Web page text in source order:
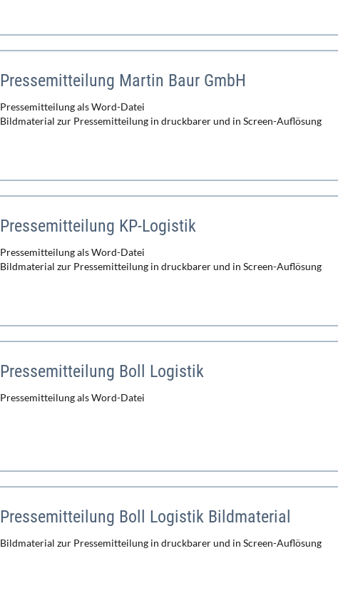
Pressemitteilung Martin Baur GmbH
Pressemitteilung als Word-Datei
Bildmaterial zur Pressemitteilung in druckbarer und in Screen-Auflösung
Pressemitteilung KP-Logistik
Pressemitteilung als Word-Datei
Bildmaterial zur Pressemitteilung in druckbarer und in Screen-Auflösung
Pressemitteilung Boll Logistik
Pressemitteilung als Word-Datei
Pressemitteilung Boll Logistik Bildmaterial
Bildmaterial zur Pressemitteilung in druckbarer und in Screen-Auflösung